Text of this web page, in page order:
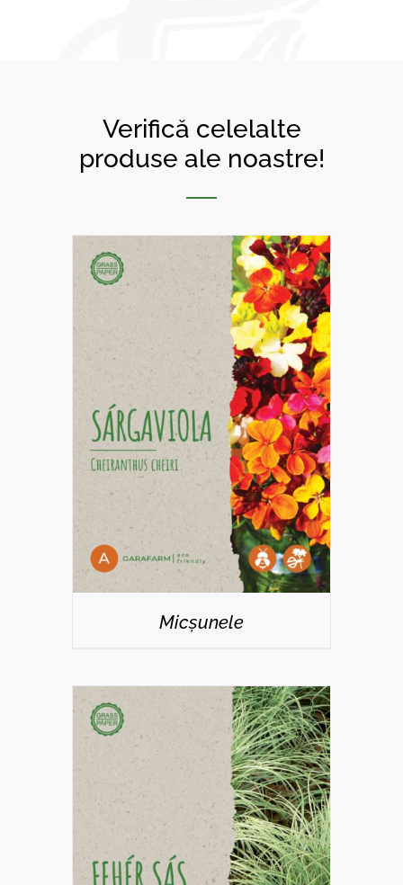
Verifică celelalte
produse ale noastre!
DETAILS
Micșunele
DETAILS